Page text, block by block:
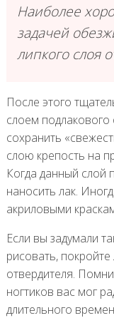
Наиболее
задачей
липкого слоя
После этого
слоем
сохранить
слою крепость на
Когда данный слой
наносить лак.
акриловыми
Если вы задумали
рисовать,
отвердителя.
ногтиков вас мог
длительного